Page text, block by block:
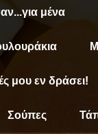
μένα
μου εν δράσει!
Σούπες